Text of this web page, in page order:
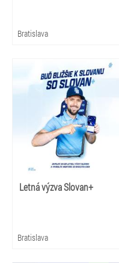
Bratislava
Letná výzva Slovan+
Bratislava